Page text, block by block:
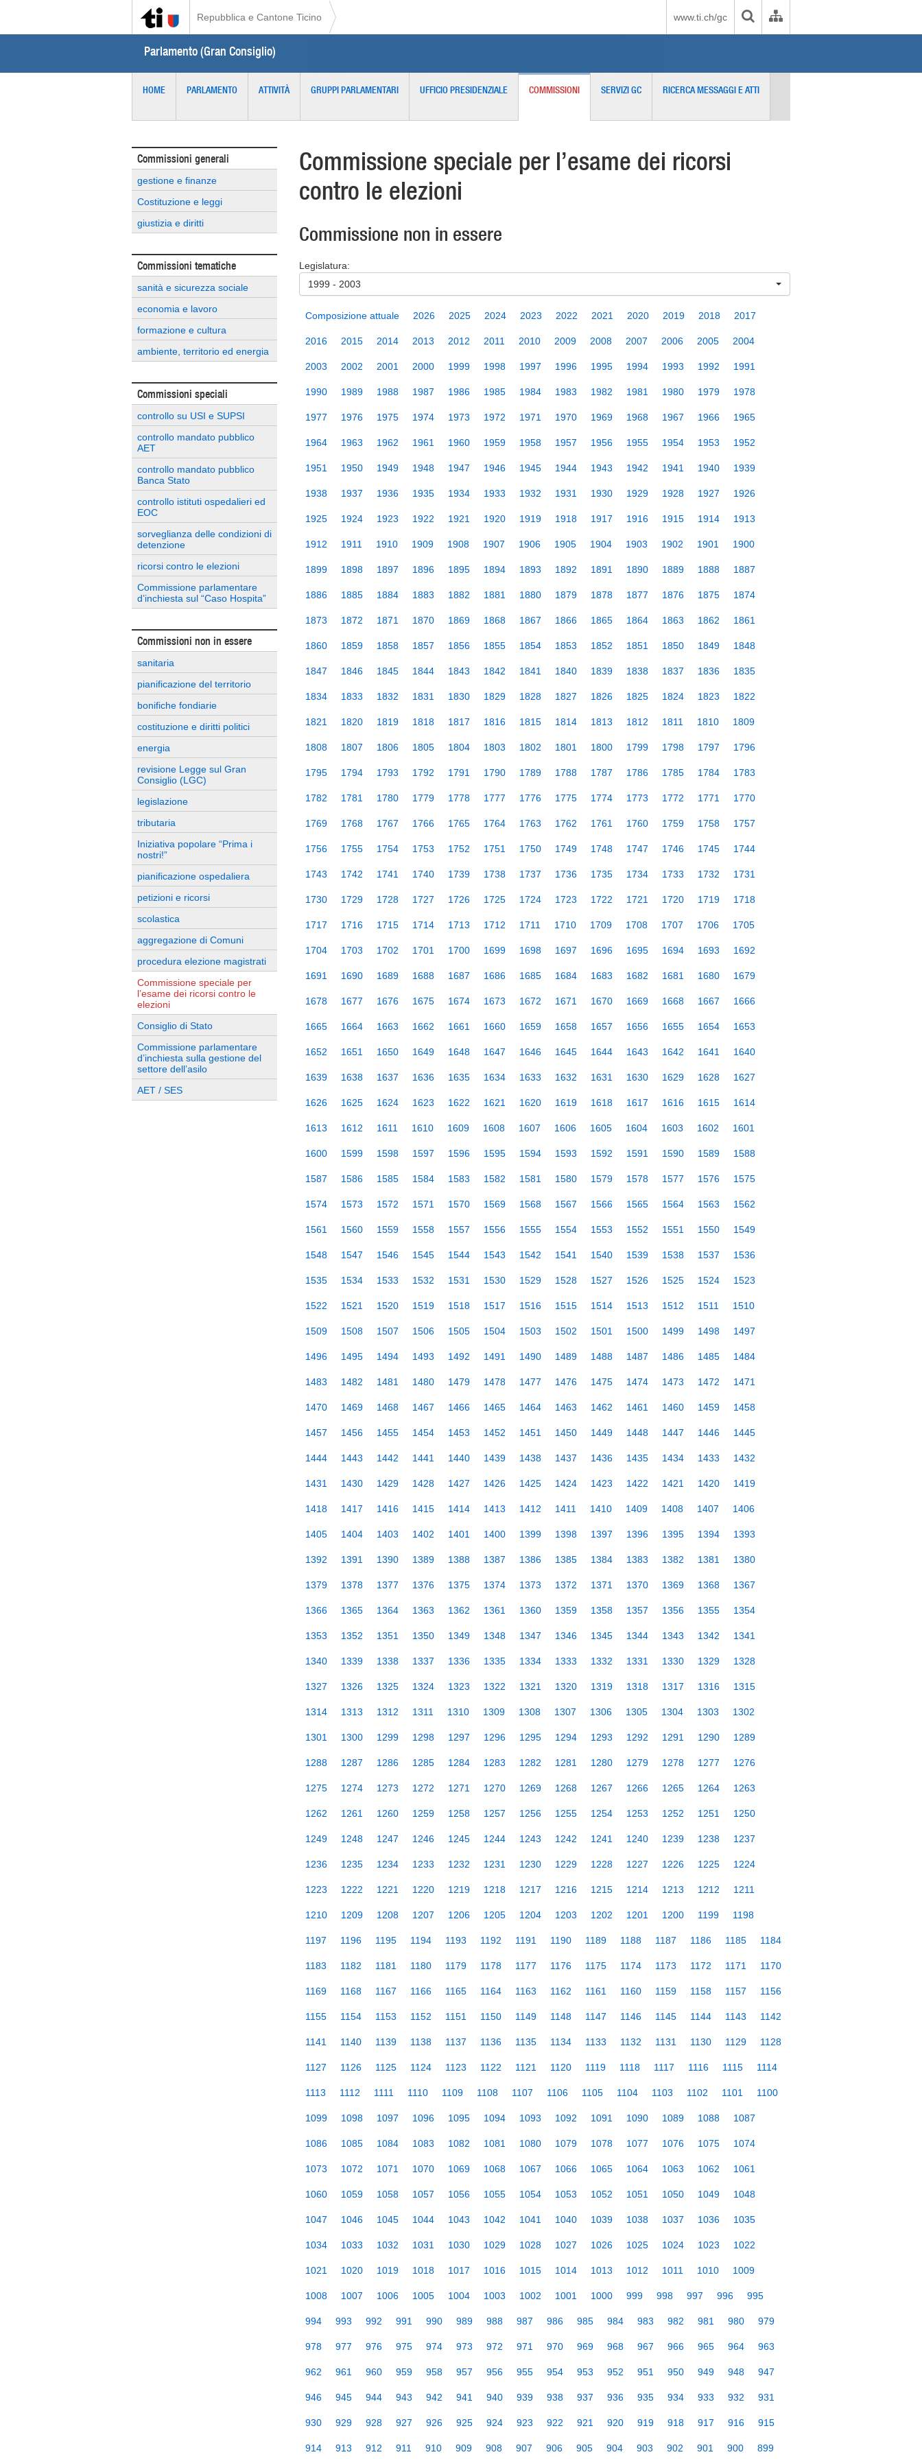
Repubblica e Cantone Ticino www.ti.ch/gc
Parlamento (Gran Consiglio)
HOME PARLAMENTO ATTIVITÀ GRUPPI PARLAMENTARI UFFICIO PRESIDENZIALE COMMISSIONI SERVIZI GC RICERCA MESSAGGI E ATTI
Commissioni generali
gestione e finanze
Costituzione e leggi
giustizia e diritti
Commissioni tematiche
sanità e sicurezza sociale
economia e lavoro
formazione e cultura
ambiente, territorio ed energia
Commissioni speciali
controllo su USI e SUPSI
controllo mandato pubblico
AET
controllo mandato pubblico
Banca Stato
controllo istituti ospedalieri ed
EOC
sorveglianza delle condizioni di
detenzione
ricorsi contro le elezioni
Commissione parlamentare
d’inchiesta sul “Caso Hospita”
Commissioni non in essere
sanitaria
pianificazione del territorio
bonifiche fondiarie
costituzione e diritti politici
energia
revisione Legge sul Gran
Consiglio (LGC)
legislazione
tributaria
Iniziativa popolare “Prima i
nostri!”
pianificazione ospedaliera
petizioni e ricorsi
scolastica
aggregazione di Comuni
procedura elezione magistrati
Commissione speciale per
l’esame dei ricorsi contro le
elezioni
Consiglio di Stato
Commissione parlamentare
d’inchiesta sulla gestione del
settore dell’asilo
AET / SES
Commissione speciale per l’esame dei ricorsi
contro le elezioni
Commissione non in essere
Legislatura:
1999 - 2003
Composizione attuale 2026 2025 2024 2023 2022 2021 2020 2019 2018 2017
2016 2015 2014 2013 2012 2011 2010 2009 2008 2007 2006 2005 2004
2003 2002 2001 2000 1999 1998 1997 1996 1995 1994 1993 1992 1991
1990 1989 1988 1987 1986 1985 1984 1983 1982 1981 1980 1979 1978
1977 1976 1975 1974 1973 1972 1971 1970 1969 1968 1967 1966 1965
1964 1963 1962 1961 1960 1959 1958 1957 1956 1955 1954 1953 1952
1951 1950 1949 1948 1947 1946 1945 1944 1943 1942 1941 1940 1939
1938 1937 1936 1935 1934 1933 1932 1931 1930 1929 1928 1927 1926
1925 1924 1923 1922 1921 1920 1919 1918 1917 1916 1915 1914 1913
1912 1911 1910 1909 1908 1907 1906 1905 1904 1903 1902 1901 1900
1899 1898 1897 1896 1895 1894 1893 1892 1891 1890 1889 1888 1887
1886 1885 1884 1883 1882 1881 1880 1879 1878 1877 1876 1875 1874
1873 1872 1871 1870 1869 1868 1867 1866 1865 1864 1863 1862 1861
1860 1859 1858 1857 1856 1855 1854 1853 1852 1851 1850 1849 1848
1847 1846 1845 1844 1843 1842 1841 1840 1839 1838 1837 1836 1835
1834 1833 1832 1831 1830 1829 1828 1827 1826 1825 1824 1823 1822
1821 1820 1819 1818 1817 1816 1815 1814 1813 1812 1811 1810 1809
1808 1807 1806 1805 1804 1803 1802 1801 1800 1799 1798 1797 1796
1795 1794 1793 1792 1791 1790 1789 1788 1787 1786 1785 1784 1783
1782 1781 1780 1779 1778 1777 1776 1775 1774 1773 1772 1771 1770
1769 1768 1767 1766 1765 1764 1763 1762 1761 1760 1759 1758 1757
1756 1755 1754 1753 1752 1751 1750 1749 1748 1747 1746 1745 1744
1743 1742 1741 1740 1739 1738 1737 1736 1735 1734 1733 1732 1731
1730 1729 1728 1727 1726 1725 1724 1723 1722 1721 1720 1719 1718
1717 1716 1715 1714 1713 1712 1711 1710 1709 1708 1707 1706 1705
1704 1703 1702 1701 1700 1699 1698 1697 1696 1695 1694 1693 1692
1691 1690 1689 1688 1687 1686 1685 1684 1683 1682 1681 1680 1679
1678 1677 1676 1675 1674 1673 1672 1671 1670 1669 1668 1667 1666
1665 1664 1663 1662 1661 1660 1659 1658 1657 1656 1655 1654 1653
1652 1651 1650 1649 1648 1647 1646 1645 1644 1643 1642 1641 1640
1639 1638 1637 1636 1635 1634 1633 1632 1631 1630 1629 1628 1627
1626 1625 1624 1623 1622 1621 1620 1619 1618 1617 1616 1615 1614
1613 1612 1611 1610 1609 1608 1607 1606 1605 1604 1603 1602 1601
1600 1599 1598 1597 1596 1595 1594 1593 1592 1591 1590 1589 1588
1587 1586 1585 1584 1583 1582 1581 1580 1579 1578 1577 1576 1575
1574 1573 1572 1571 1570 1569 1568 1567 1566 1565 1564 1563 1562
1561 1560 1559 1558 1557 1556 1555 1554 1553 1552 1551 1550 1549
1548 1547 1546 1545 1544 1543 1542 1541 1540 1539 1538 1537 1536
1535 1534 1533 1532 1531 1530 1529 1528 1527 1526 1525 1524 1523
1522 1521 1520 1519 1518 1517 1516 1515 1514 1513 1512 1511 1510
1509 1508 1507 1506 1505 1504 1503 1502 1501 1500 1499 1498 1497
1496 1495 1494 1493 1492 1491 1490 1489 1488 1487 1486 1485 1484
1483 1482 1481 1480 1479 1478 1477 1476 1475 1474 1473 1472 1471
1470 1469 1468 1467 1466 1465 1464 1463 1462 1461 1460 1459 1458
1457 1456 1455 1454 1453 1452 1451 1450 1449 1448 1447 1446 1445
1444 1443 1442 1441 1440 1439 1438 1437 1436 1435 1434 1433 1432
1431 1430 1429 1428 1427 1426 1425 1424 1423 1422 1421 1420 1419
1418 1417 1416 1415 1414 1413 1412 1411 1410 1409 1408 1407 1406
1405 1404 1403 1402 1401 1400 1399 1398 1397 1396 1395 1394 1393
1392 1391 1390 1389 1388 1387 1386 1385 1384 1383 1382 1381 1380
1379 1378 1377 1376 1375 1374 1373 1372 1371 1370 1369 1368 1367
1366 1365 1364 1363 1362 1361 1360 1359 1358 1357 1356 1355 1354
1353 1352 1351 1350 1349 1348 1347 1346 1345 1344 1343 1342 1341
1340 1339 1338 1337 1336 1335 1334 1333 1332 1331 1330 1329 1328
1327 1326 1325 1324 1323 1322 1321 1320 1319 1318 1317 1316 1315
1314 1313 1312 1311 1310 1309 1308 1307 1306 1305 1304 1303 1302
1301 1300 1299 1298 1297 1296 1295 1294 1293 1292 1291 1290 1289
1288 1287 1286 1285 1284 1283 1282 1281 1280 1279 1278 1277 1276
1275 1274 1273 1272 1271 1270 1269 1268 1267 1266 1265 1264 1263
1262 1261 1260 1259 1258 1257 1256 1255 1254 1253 1252 1251 1250
1249 1248 1247 1246 1245 1244 1243 1242 1241 1240 1239 1238 1237
1236 1235 1234 1233 1232 1231 1230 1229 1228 1227 1226 1225 1224
1223 1222 1221 1220 1219 1218 1217 1216 1215 1214 1213 1212 1211
1210 1209 1208 1207 1206 1205 1204 1203 1202 1201 1200 1199 1198
1197 1196 1195 1194 1193 1192 1191 1190 1189 1188 1187 1186 1185 1184
1183 1182 1181 1180 1179 1178 1177 1176 1175 1174 1173 1172 1171 1170
1169 1168 1167 1166 1165 1164 1163 1162 1161 1160 1159 1158 1157 1156
1155 1154 1153 1152 1151 1150 1149 1148 1147 1146 1145 1144 1143 1142
1141 1140 1139 1138 1137 1136 1135 1134 1133 1132 1131 1130 1129 1128
1127 1126 1125 1124 1123 1122 1121 1120 1119 1118 1117 1116 1115 1114
1113 1112 1111 1110 1109 1108 1107 1106 1105 1104 1103 1102 1101 1100
1099 1098 1097 1096 1095 1094 1093 1092 1091 1090 1089 1088 1087
1086 1085 1084 1083 1082 1081 1080 1079 1078 1077 1076 1075 1074
1073 1072 1071 1070 1069 1068 1067 1066 1065 1064 1063 1062 1061
1060 1059 1058 1057 1056 1055 1054 1053 1052 1051 1050 1049 1048
1047 1046 1045 1044 1043 1042 1041 1040 1039 1038 1037 1036 1035
1034 1033 1032 1031 1030 1029 1028 1027 1026 1025 1024 1023 1022
1021 1020 1019 1018 1017 1016 1015 1014 1013 1012 1011 1010 1009
1008 1007 1006 1005 1004 1003 1002 1001 1000 999 998 997 996 995
994 993 992 991 990 989 988 987 986 985 984 983 982 981 980 979
978 977 976 975 974 973 972 971 970 969 968 967 966 965 964 963
962 961 960 959 958 957 956 955 954 953 952 951 950 949 948 947
946 945 944 943 942 941 940 939 938 937 936 935 934 933 932 931
930 929 928 927 926 925 924 923 922 921 920 919 918 917 916 915
914 913 912 911 910 909 908 907 906 905 904 903 902 901 900 899